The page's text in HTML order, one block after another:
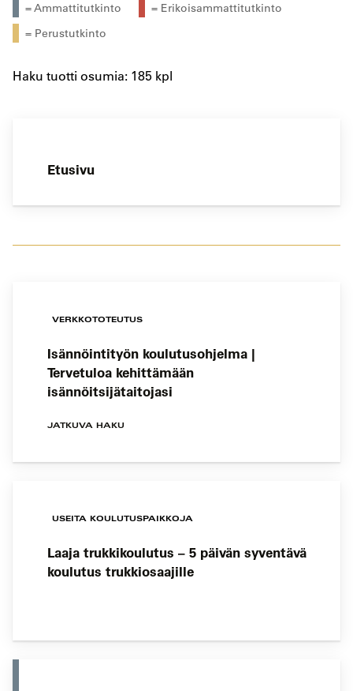
= Ammattitutkinto
= Erikoisammattitutkinto
= Perustutkinto
Haku tuotti osumia: 185 kpl
Etusivu
VERKKOTOTEUTUS
Isännöintityön koulutusohjelma |
Tervetuloa kehittämään
isännöitsijätaitojasi
JATKUVA HAKU
USEITA KOULUTUSPAIKKOJA
Laaja trukkikoulutus – 5 päivän syventävä
koulutus trukkiosaajille